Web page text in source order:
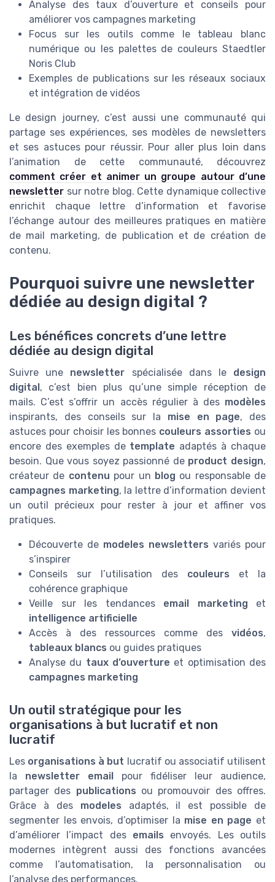
Analyse des taux d’ouverture et conseils pour
améliorer vos campagnes marketing
Focus sur les outils comme le tableau blanc
numérique ou les palettes de couleurs Staedtler
Noris Club
Exemples de publications sur les réseaux sociaux
et intégration de vidéos
Le design journey, c’est aussi une communauté qui
partage ses expériences, ses modèles de newsletters
et ses astuces pour réussir. Pour aller plus loin dans
l’animation de cette communauté, découvrez
comment créer et animer un groupe autour d’une
newsletter sur notre blog. Cette dynamique collective
enrichit chaque lettre d’information et favorise
l’échange autour des meilleures pratiques en matière
de mail marketing, de publication et de création de
contenu.
Pourquoi suivre une newsletter
dédiée au design digital ?
Les bénéfices concrets d’une lettre
dédiée au design digital
Suivre une newsletter spécialisée dans le design
digital, c’est bien plus qu’une simple réception de
mails. C’est s’offrir un accès régulier à des modèles
inspirants, des conseils sur la mise en page, des
astuces pour choisir les bonnes couleurs assorties ou
encore des exemples de template adaptés à chaque
besoin. Que vous soyez passionné de product design,
créateur de contenu pour un blog ou responsable de
campagnes marketing, la lettre d’information devient
un outil précieux pour rester à jour et affiner vos
pratiques.
Découverte de modeles newsletters variés pour
s’inspirer
Conseils sur l’utilisation des couleurs et la
cohérence graphique
Veille sur les tendances email marketing et
intelligence artificielle
Accès à des ressources comme des vidéos,
tableaux blancs ou guides pratiques
Analyse du taux d’ouverture et optimisation des
campagnes marketing
Un outil stratégique pour les
organisations à but lucratif et non
lucratif
Les organisations à but lucratif ou associatif utilisent
la newsletter email pour fidéliser leur audience,
partager des publications ou promouvoir des offres.
Grâce à des modeles adaptés, il est possible de
segmenter les envois, d’optimiser la mise en page et
d’améliorer l’impact des emails envoyés. Les outils
modernes intègrent aussi des fonctions avancées
comme l’automatisation, la personnalisation ou
l’analyse des performances.